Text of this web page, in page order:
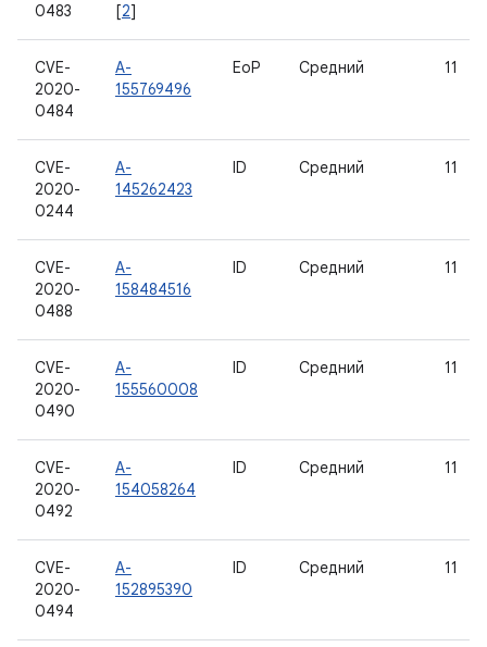
0483
[2]
CVE-
2020-
0484
A-
155769496
EoP Средний 11
CVE-
2020-
0244
A-
145262423
ID Средний 11
CVE-
2020-
0488
A-
158484516
ID Средний 11
CVE-
2020-
0490
A-
155560008
ID Средний 11
CVE-
2020-
0492
A-
154058264
ID Средний 11
CVE-
2020-
0494
A-
152895390
ID Средний 11